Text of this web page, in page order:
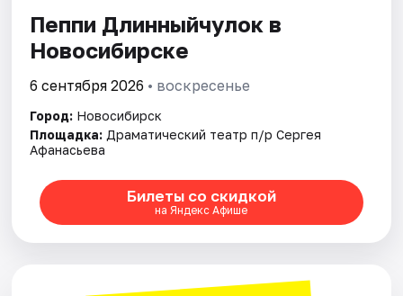
Города
Площадки
Рейтинги
Пеппи Длинныйчулок в
Новосибирске
6 сентября 2026 • воскресенье
Город: Новосибирск
Площадка: Драматический театр п/р Сергея
Афанасьева
Билеты со скидкой
на Яндекс Афише